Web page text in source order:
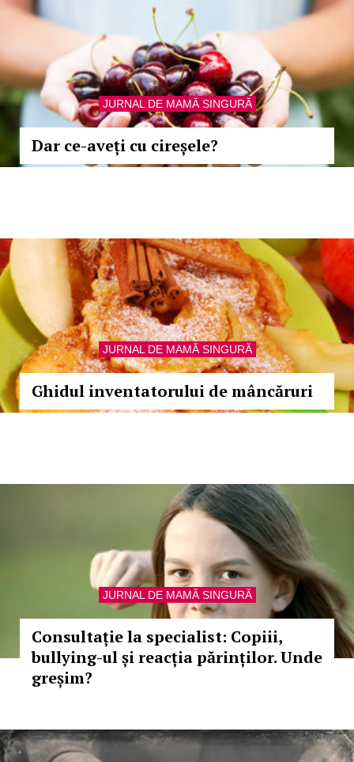
JURNAL DE MAMĂ SINGURĂ
Dar ce-aveți cu cireșele?
JURNAL DE MAMĂ SINGURĂ
Ghidul inventatorului de mâncăruri
JURNAL DE MAMĂ SINGURĂ
Consultație la specialist: Copiii,
bullying-ul și reacția părinților. Unde
greșim?